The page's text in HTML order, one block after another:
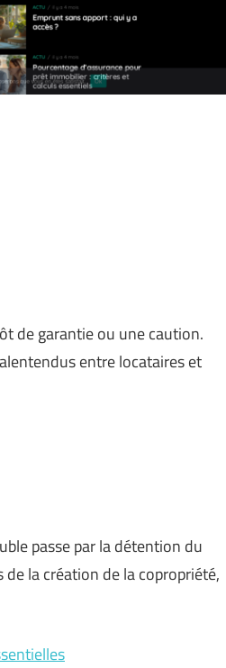
de garantie ou une caution.
entre locataires et
passe par la détention du
la création de la copropriété,